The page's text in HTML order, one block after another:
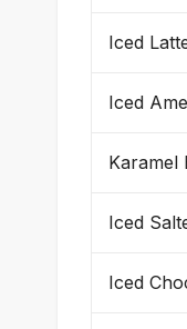
Iced
Iced
Karamel
Iced
Iced